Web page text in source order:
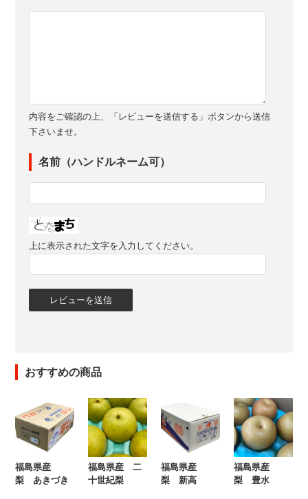
内容をご確認の上、「レビューを送信する」ボタンから送信
下さいませ。
名前（ハンドルネーム可）
上に表示された文字を入力してください。
おすすめの商品
福島県産
梨 あきづき
福島県産 二
十世紀梨
福島県産
梨 新高
福島県産
梨 豊水